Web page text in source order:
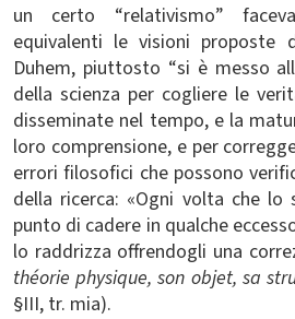
un certo “relativismo”
equivalenti le visioni proposte
Duhem, piuttosto “si è messo
della scienza per cogliere le
disseminate nel tempo, e la
loro comprensione, e per
errori filosofici che possono
della ricerca: «Ogni volta che
punto di cadere in qualche
lo raddrizza offrendogli una
théorie physique, son objet, sa
§III, tr. mia).